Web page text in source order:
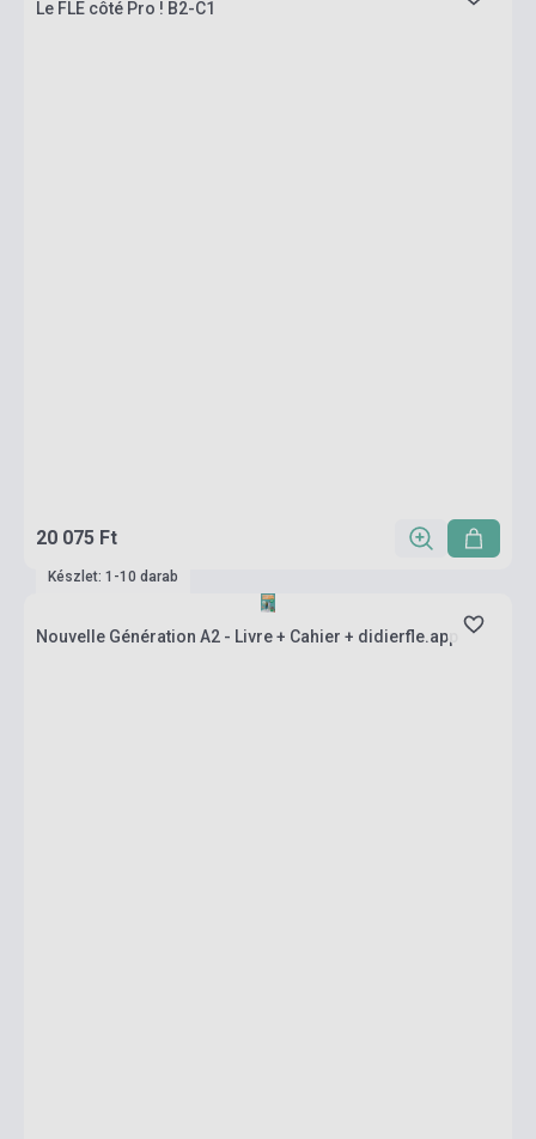
Le FLE côté Pro ! B2-C1
20 075 Ft
Készlet: 1-10 darab
Nouvelle Génération A2 - Livre + Cahier + didierfle.app